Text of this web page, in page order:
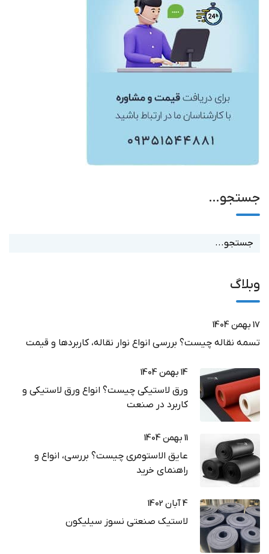
جستجو…
وبلاگ
17 بهمن 1404
تسمه نقاله چیست؟ بررسی انواع نوار نقاله، کاربردها و قیمت
14 بهمن 1404
ورق لاستیکی چیست؟ انواع ورق لاستیکی و
کاربرد در صنعت
11 بهمن 1404
عایق الاستومری چیست؟ بررسی، انواع و
راهنمای خرید
4 آبان 1402
لاستیک صنعتی نسوز سیلیکون